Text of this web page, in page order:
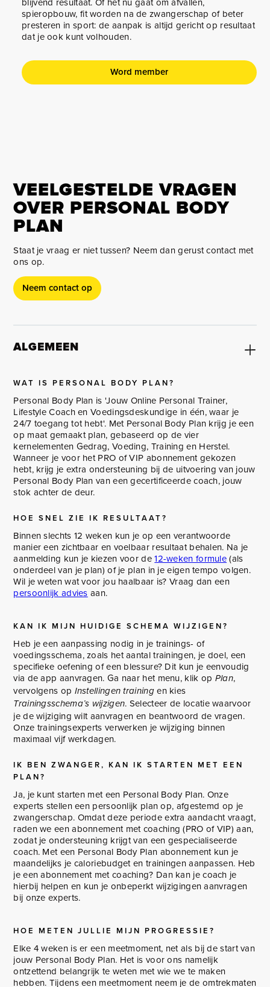
spieropbouw, fit worden na de zwangerschap of beter
presteren in sport: de aanpak is altijd gericht op resultaat
dat je ook kunt volhouden.
Word member
VEELGESTELDE VRAGEN
OVER PERSONAL BODY
PLAN
Staat je vraag er niet tussen? Neem dan gerust contact met
ons op.
Neem contact op
ALGEMEEN
WAT IS PERSONAL BODY PLAN?
Personal Body Plan is 'Jouw Online Personal Trainer,
Lifestyle Coach en Voedingsdeskundige in één, waar je
24/7 toegang tot hebt'. Met Personal Body Plan krijg je een
op maat gemaakt plan, gebaseerd op de vier
kernelementen Gedrag, Voeding, Training en Herstel.
Wanneer je voor het PRO of VIP abonnement gekozen
hebt, krijg je extra ondersteuning bij de uitvoering van jouw
Personal Body Plan van een gecertificeerde coach, jouw
stok achter de deur.
HOE SNEL ZIE IK RESULTAAT?
Binnen slechts 12 weken kun je op een verantwoorde
manier een zichtbaar en voelbaar resultaat behalen. Na je
aanmelding kun je kiezen voor de12-weken formule(als
onderdeel van je plan) of je plan in je eigen tempo volgen.
Wil je weten wat voor jou haalbaar is? Vraag dan een
persoonlijk advies aan.
KAN IK MIJN HUIDIGE SCHEMA WIJZIGEN?
Heb je een aanpassing nodig in je trainings- of
voedingsschema, zoals het aantal trainingen, je doel, een
specifieke oefening of een blessure? Dit kun je eenvoudig
via de app aanvragen. Ga naar het menu, klik op Plan,
vervolgens op Instellingen trainingen kies
Trainingsschema’s wijzigen. Selecteer de locatie waarvoor
je de wijziging wilt aanvragen en beantwoord de vragen.
Onze trainingsexperts verwerken je wijziging binnen
maximaal vijf werkdagen.
IK BEN ZWANGER, KAN IK STARTEN MET EEN
PLAN?
Ja, je kunt starten met een Personal Body Plan. Onze
experts stellen een persoonlijk plan op, afgestemd op je
zwangerschap. Omdat deze periode extra aandacht vraagt,
raden we een abonnement met coaching (PRO of VIP) aan,
zodat je ondersteuning krijgt van een gespecialiseerde
coach. Met een Personal Body Plan abonnement kun je
maandelijks je caloriebudget en trainingen aanpassen. Heb
je een abonnement met coaching? Dan kan je coach je
hierbij helpen en kun je onbeperkt wijzigingen aanvragen
bij onze experts.
HOE METEN JULLIE MIJN PROGRESSIE?
Elke 4 weken is er een meetmoment, net als bij de start van
jouw Personal Body Plan. Het is voor ons namelijk
ontzettend belangrijk te weten met wie we te maken
hebben. Tijdens een meetmoment neem je de omtrekmaten